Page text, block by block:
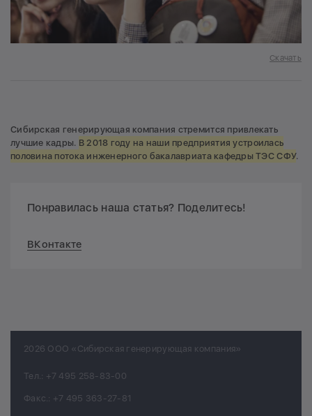
Скачать
Сибирская генерирующая компания стремится привлекать
лучшие кадры. В 2018 году на наши предприятия устроилась
половина потока инженерного бакалавриата кафедры ТЭС СФУ.
Понравилась наша статья? Поделитесь!
ВКонтакте
2026 ООО «Сибирская генерирующая компания»
Тел.: +7 495 258-83-00
Факс.: +7 495 363-27-81